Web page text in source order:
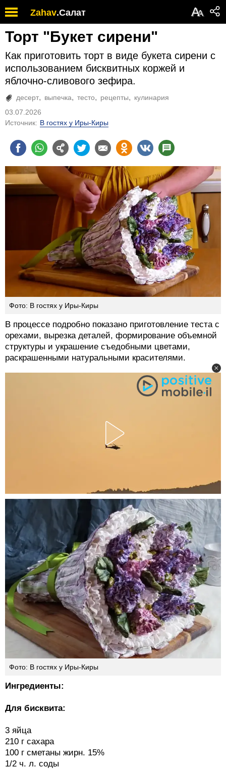
Zahav.Салат АА
Торт "Букет сирени"
Как приготовить торт в виде букета сирени с
использованием бисквитных коржей и
яблочно-сливового зефира.
десерт выпечка тесто рецепты
кулинария
03.07.2026
Источник: В гостях у Иры-Киры
Фото: В гостях у Иры-Киры
В процессе подробно показано приготовление теста с
орехами, вырезка деталей, формирование объемной
структуры и украшение съедобными цветами,
раскрашенными натуральными красителями.
Фото: В гостях у Иры-Киры
Ингредиенты:
Для бисквита:
3 яйца
210 г сахара
100 г сметаны жирн. 15%
1/2 ч. л. соды